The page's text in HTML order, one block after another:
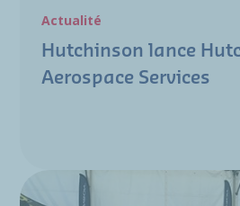
Actualité
Hutchinson lance
Aerospace Services